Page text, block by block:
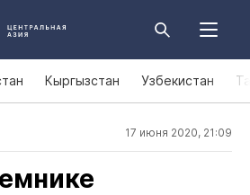
Кыргызстан Узбекистан
17 июня 2020, 21:09